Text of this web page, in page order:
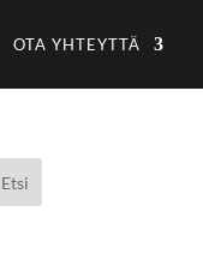
OTA YHTEYTTÄ
Etsi